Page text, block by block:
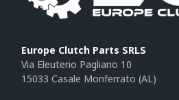
Europe Clutch Parts SRLS
Via Eleuterio Pagliano 10
15033 Casale Monferrato (AL)